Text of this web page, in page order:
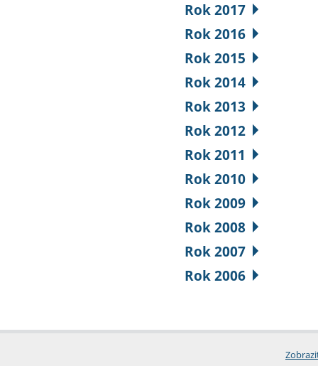
Rok 2017
Rok 2016
Rok 2015
Rok 2014
Rok 2013
Rok 2012
Rok 2011
Rok 2010
Rok 2009
Rok 2008
Rok 2007
Rok 2006